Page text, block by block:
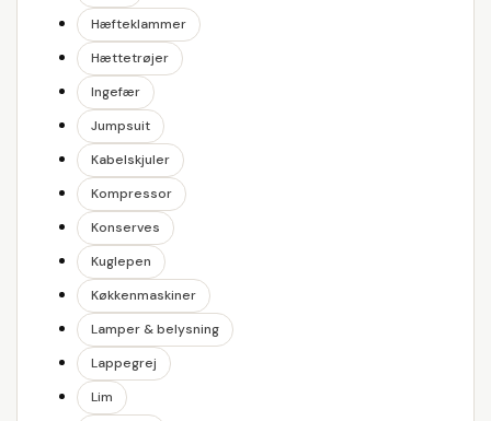
Hæfteklammer
Hættetrøjer
Ingefær
Jumpsuit
Kabelskjuler
Kompressor
Konserves
Kuglepen
Køkkenmaskiner
Lamper & belysning
Lappegrej
Lim